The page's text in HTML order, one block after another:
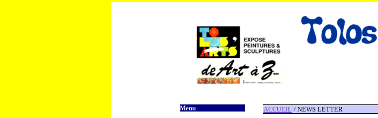
Menu ACCUEIL / NEWS LETTER